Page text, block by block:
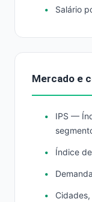
Salário
Mercado e
IPS —
Índice